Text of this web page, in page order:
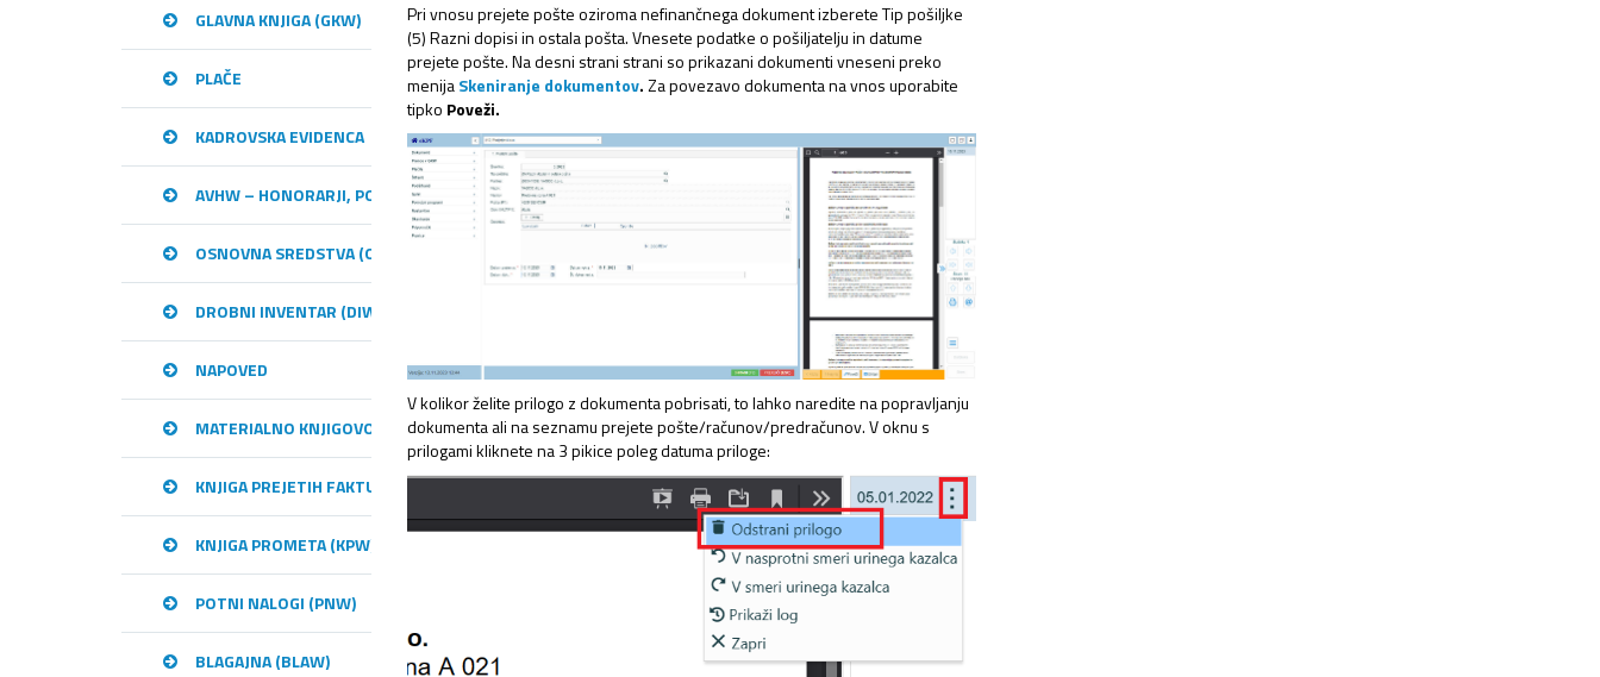
GLAVNA KNJIGA (GKW)
PLAČE
KADROVSKA EVIDENCA
AVHW – HONORARJI, PODJEMNE POGODBE, NAJEMNINE,…
OSNOVNA SREDSTVA (OSW)
DROBNI INVENTAR (DIW)
NAPOVED
MATERIALNO KNJIGOVODSTVO (MKW)
KNJIGA PREJETIH FAKTUR (KPFW)
KNJIGA PROMETA (KPW)
POTNI NALOGI (PNW)
BLAGAJNA (BLAW)
Pri vnosu prejete pošte oziroma nefinančnega dokument izberete Tip pošiljke
(5) Razni dopisi in ostala pošta. Vnesete podatke o pošiljatelju in datume
prejete pošte. Na desni strani strani so prikazani dokumenti vneseni preko
menijaSkeniranje dokumentov.Za povezavo dokumenta na vnos uporabite
tipko Poveži.
V kolikor želite prilogo z dokumenta pobrisati, to lahko naredite na popravljanju
dokumenta ali na seznamu prejete pošte/računov/predračunov. V oknu s
prilogami kliknete na 3 pikice poleg datuma priloge: